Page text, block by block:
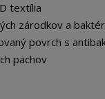
textília
zárodkov a
povrch s
pachov